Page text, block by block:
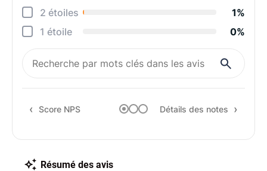
2 étoiles
1%
1 étoile
0%
Score NPS Détails des notes
Résumé des avis